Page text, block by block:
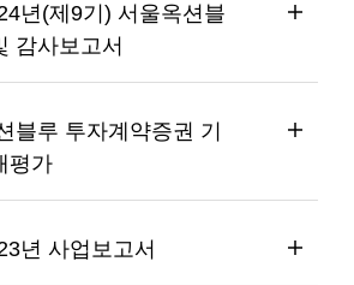
년(제9기) 서울옥션블
감사보고서
블루 투자계약증권 기
평가
년 사업보고서